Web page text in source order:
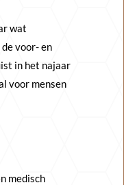
wat
voor- en
in het najaar
voor mensen
medisch